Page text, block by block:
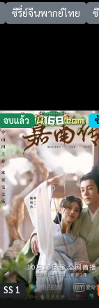
ซีรี่ย์จีนพากย์ไทย
จบแล้ว
SS 1